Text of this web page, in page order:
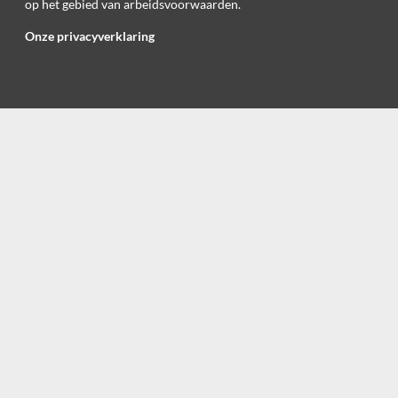
op het gebied van arbeidsvoorwaarden.
Onze privacyverklaring